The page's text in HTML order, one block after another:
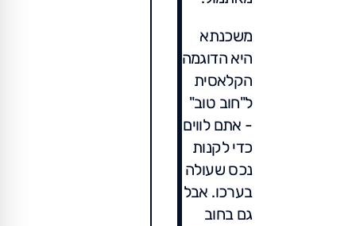
משכנתא
היא הדוגמה
הקלאסית
ל"חוב טוב"
- אתם לווים
כדי לקנות
נכס שעולה
בערכו. אבל
גם בחוב